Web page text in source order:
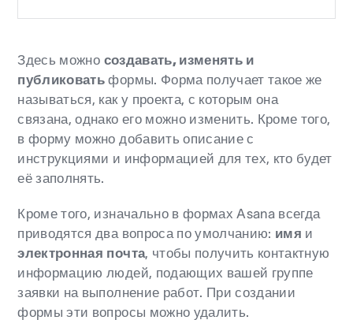
Здесь можно создавать, изменять и
публиковать формы. Форма получает такое же
называться, как у проекта, с которым она
связана, однако его можно изменить. Кроме того,
в форму можно добавить описание с
инструкциями и информацией для тех, кто будет
её заполнять.
Кроме того, изначально в формах Asana всегда
приводятся два вопроса по умолчанию: имя и
электронная почта, чтобы получить контактную
информацию людей, подающих вашей группе
заявки на выполнение работ. При создании
формы эти вопросы можно удалить.